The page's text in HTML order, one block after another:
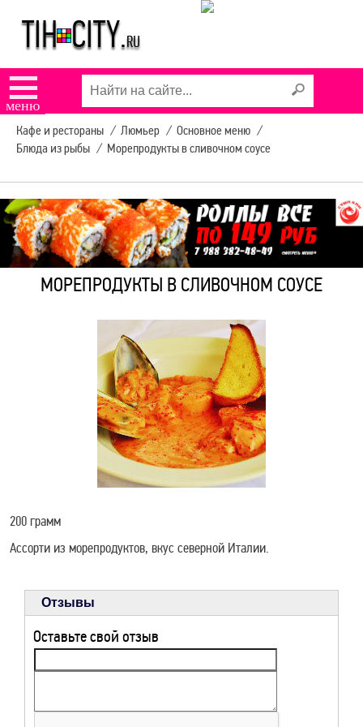
КАФЕ "ЁЖИК"
КАФЕ "СИЦИЛИЯ"
КАФЕ "АРЛЕКИНО"
РАСПИСАНИЕ
АВТОБУСОВ
УСЛУГИ В ТИХОРЕЦКЕ
КОНЦЕРТЫ И
МЕРОПРИЯТИЯ
9 МАЯ В ТИХОРЕЦКЕ
ТИХОРЕЦКА SOS
РЕЦЕПТЫ ДЛЯ
☰
меню
Кафе и рестораны / Люмьер / Основное меню /
Блюда из рыбы / Морепродукты в сливочном соусе
МОРЕПРОДУКТЫ В СЛИВОЧНОМ СОУСЕ
200 грамм
Ассорти из морепродуктов, вкус северной Италии.
Отзывы
Оставьте свой отзыв